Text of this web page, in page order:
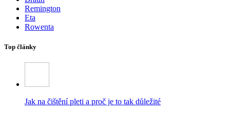
Remington
Eta
Rowenta
Top články
Jak na čištění pleti a proč je to tak důležité